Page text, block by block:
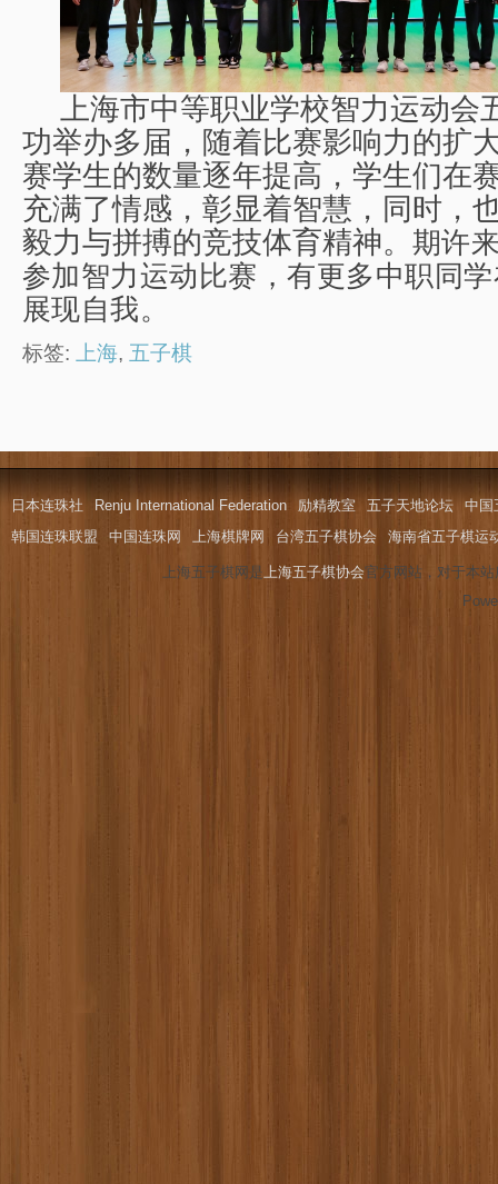
上海市中等职业学校智力运动会
功举办多届，随着比赛影响力的扩
赛学生的数量逐年提高，学生们在
充满了情感，彰显着智慧，同时，
毅力与拼搏的竞技体育精神。 期许
参加智力运动比赛，有更多中职同
展现自我。
标签: 上海, 五子棋
日本连珠社 Renju International Federation 励精教室 五子天地论坛
中国
韩国连珠联盟
中国连珠网 上海棋牌网 台湾五子棋协会 海南省五子棋运
上海五子棋网是上海五子棋协会官方网站，对于本